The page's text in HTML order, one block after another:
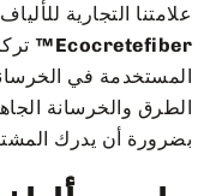
علامتنا التجارية
Ecocretefiber™
المستخدمة في
الطرق والخرسانة
بضرورة أن يدرك